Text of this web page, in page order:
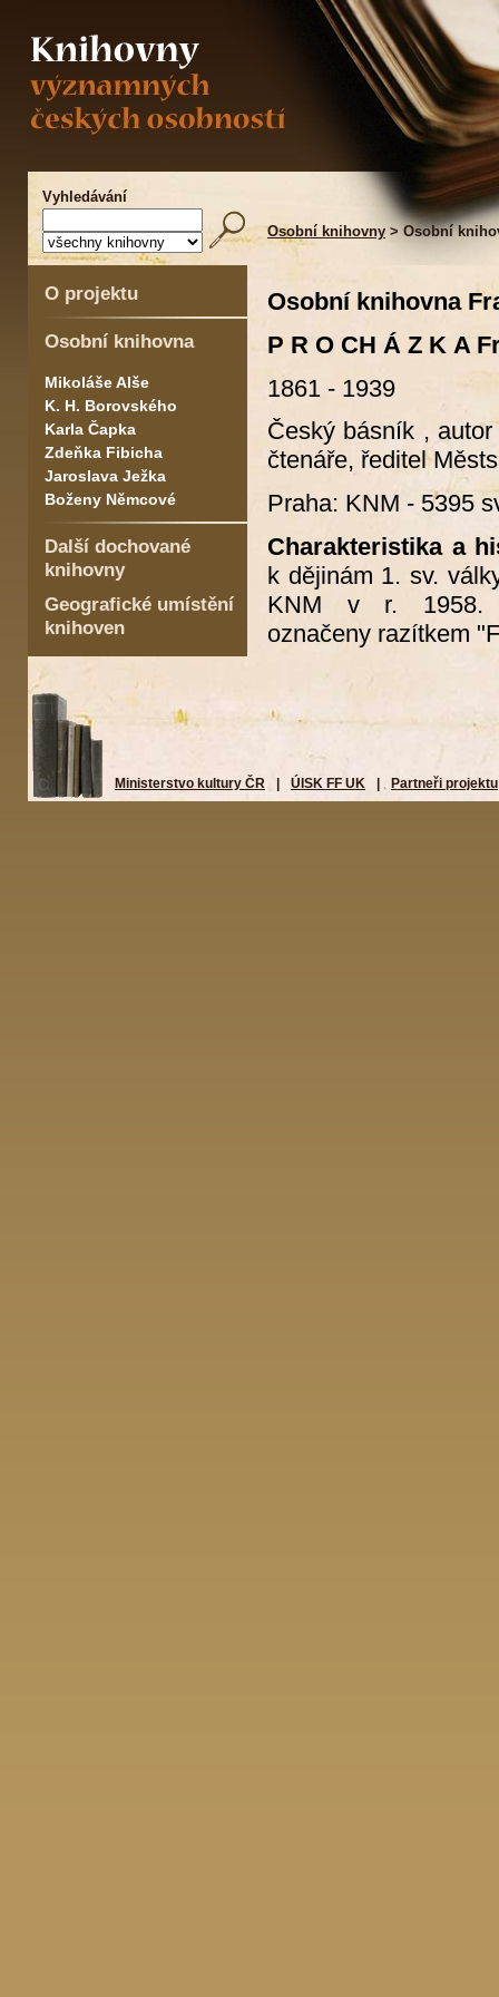
Vyhledávání
Osobní knihovny > Osobní
O projektu
Osobní knihovna
Mikoláše Alše
K. H. Borovského
Karla Čapka
Zdeňka Fibicha
Jaroslava Ježka
Boženy Němcové
Další dochované
knihovny
Geografické umístění
knihoven
Osobní knihovna
P R O CH Á Z K A
1861 - 1939
Český básník ,
čtenáře, ředitel
Praha: KNM - 5395
Charakteristika a
k dějinám 1. sv.
KNM v r. 1958.
označeny razítkem
Ministerstvo kultury ČR ÚISK FF UK Partneři projektu